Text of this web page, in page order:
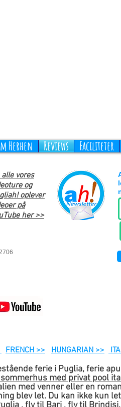
Herhen Reviews Faciliteter
alle vores
og
oplever
på
her >>
FRENCH >> HUNGARIAN >>
ferie i Puglia, ferie
med privat pool
med venner eller en
blev let. Du kan ikke kun